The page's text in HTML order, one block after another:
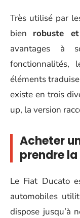
Très utilisé par
bien robuste
avantages à
fonctionnalités,
éléments
existe en trois
up, la version
Acheter
prendre
Le Fiat Ducato
automobiles
dispose jusqu’à